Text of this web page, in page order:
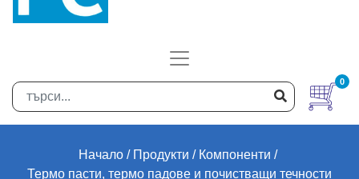
0
Начало Продукти
Компоненти
Термо пасти, термо падове и почистващи течности